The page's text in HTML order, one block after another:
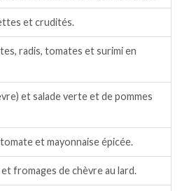
et crudités.
radis, tomates et surimi en
et salade verte et de pommes
tomate et mayonnaise épicée.
et fromages de chèvre au lard.